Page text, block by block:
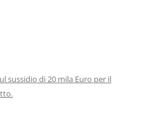
sussidio di 20 mila Euro per il